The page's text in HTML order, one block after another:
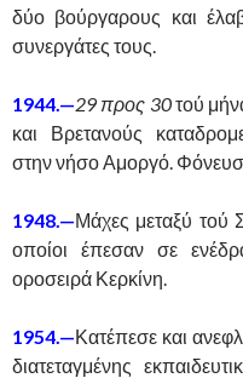
δύο βούργαρους και
συνεργάτες τους.
1944.—29 προς 30τού
και Βρετανούς
στην νήσο Αμοργό.
1948.—Μάχες μεταξύ τού
οποίοι έπεσαν σε
οροσειρά Κερκίνη.
1954.—Κατέπεσε και
διατεταγμένης